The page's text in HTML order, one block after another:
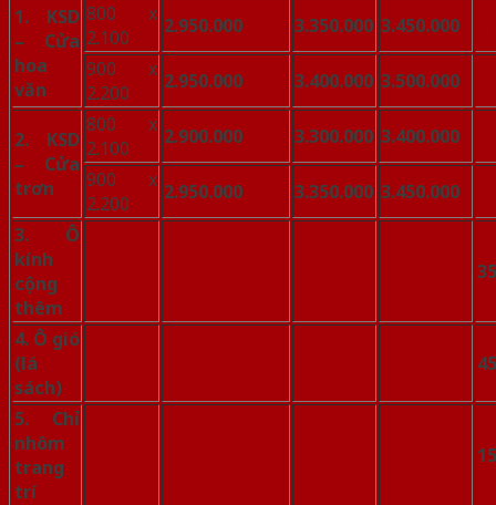
1. KSD
– Cửa
hoa
văn
800 x
2.100
2.950.000 3.350.000 3.450.000
900 x
2.200
2.950.000 3.400.000 3.500.000
2. KSD
– Cửa
trơn
800 x
2.100
2.900.000 3.300.000 3.400.000
900 x
2.200
2.950.000 3.350.000 3.450.000
3. Ô
kính
cộng
thêm
4. Ô gió
(lá
sách)
5. Chỉ
nhôm
trang
trí